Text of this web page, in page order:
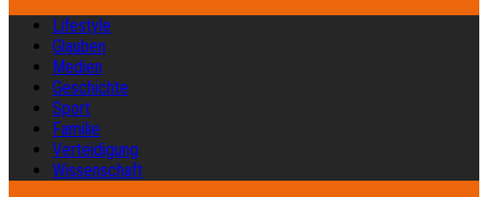
Lifestyle
Glauben
Medien
Geschichte
Sport
Familie
Verteidigung
Wissenschaft